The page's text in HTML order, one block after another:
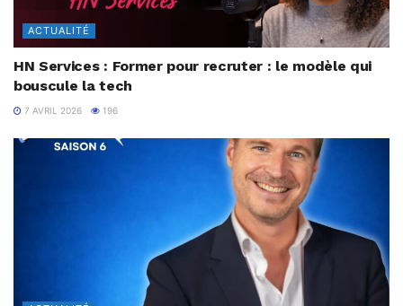
ACTUALITÉ
HN Services : Former pour recruter : le modèle qui
bouscule la tech
7 AVRIL 2026 196